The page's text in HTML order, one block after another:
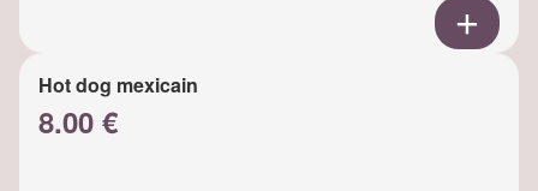
Hot dog mexicain
8.00 €